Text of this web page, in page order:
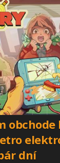
obchode
dní